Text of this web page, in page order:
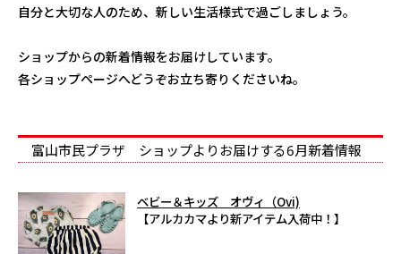
自分と大切な人のため、新しい生活様式で過ごしましょう。
ショップからの新着情報をお届けしています。
各ショップページへどうぞお立ち寄りくださいね。
富山市民プラザ ショップよりお届けする6月新着情報
ベビー＆キッズ オヴィ（Ovi)
【アルカカマより新アイテム入荷中！】